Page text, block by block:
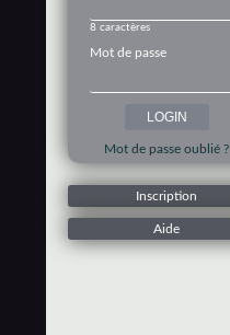
8 caractères
Mot de passe
Mot de passe oublié ?
Inscription
Aide